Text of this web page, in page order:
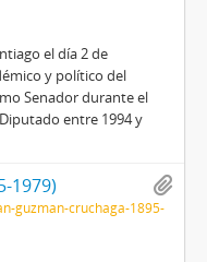
el día 2 de
y político del
Senador durante el
entre 1994 y
1979)
guzman-cruchaga-1895-